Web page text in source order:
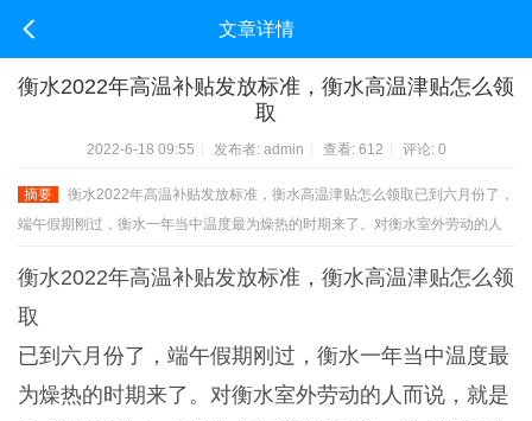
文章详情
衡水2022年高温补贴发放标准，衡水高温津贴怎么领
取
2022-6-18 09:55 发布者: admin 查看: 612 评论: 0
摘要
衡水2022年高温补贴发放标准，衡水高温津贴怎么领取已到六月份了，
端午假期刚过，衡水一年当中温度最为燥热的时期来了。对衡水室外劳动的人
温 ...
衡水2022年高温补贴发放标准，衡水高温津贴怎么领
取
已到六月份了，端午假期刚过，衡水一年当中温度最
为燥热的时期来了。对衡水室外劳动的人而说，就是